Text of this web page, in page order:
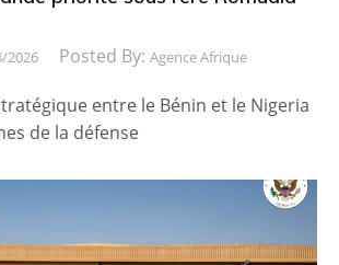
2026 Posted By: Agence Afrique
entre le Bénin et le Nigeria
de la défense